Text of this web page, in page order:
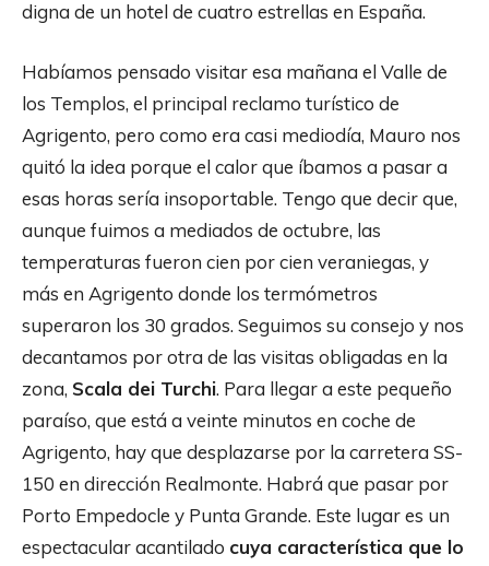
digna de un hotel de cuatro estrellas en España.
Habíamos pensado visitar esa mañana el Valle de
los Templos, el principal reclamo turístico de
Agrigento, pero como era casi mediodía, Mauro nos
quitó la idea porque el calor que íbamos a pasar a
esas horas sería insoportable. Tengo que decir que,
aunque fuimos a mediados de octubre, las
temperaturas fueron cien por cien veraniegas, y
más en Agrigento donde los termómetros
superaron los 30 grados. Seguimos su consejo y nos
decantamos por otra de las visitas obligadas en la
zona, Scala dei Turchi. Para llegar a este pequeño
paraíso, que está a veinte minutos en coche de
Agrigento, hay que desplazarse por la carretera SS-
150 en dirección Realmonte. Habrá que pasar por
Porto Empedocle y Punta Grande. Este lugar es un
espectacular acantilado cuya característica que lo